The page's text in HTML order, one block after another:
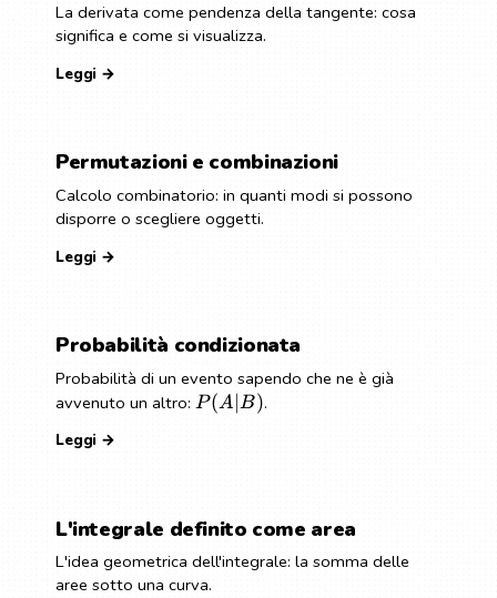
La derivata come pendenza della tangente: cosa
significa e come si visualizza.
Leggi →
Permutazioni e combinazioni
Calcolo combinatorio: in quanti modi si possono
disporre o scegliere oggetti.
Leggi →
Probabilità condizionata
Probabilità di un evento sapendo che ne è già
avvenuto un altro: P(A∣B).
Leggi →
L'integrale definito come area
L'idea geometrica dell'integrale: la somma delle
aree sotto una curva.